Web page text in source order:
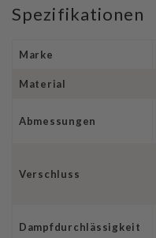
Spezifikationen
Marke
Material
Abmessungen
Verschluss
Dampfdurchlässigkeit